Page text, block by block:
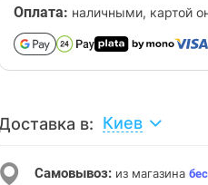
Оплата: наличными, картой
в: Киев
Самовывоз: из магазина